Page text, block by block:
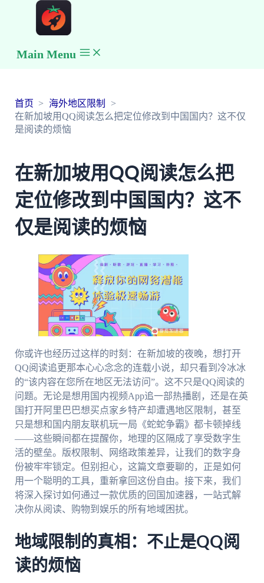
Main Menu
首页
海外地区限制
在新加坡用QQ阅读怎么把定位修改到中国国内？这不仅
是阅读的烦恼
在新加坡用QQ阅读怎么把
定位修改到中国国内？这不
仅是阅读的烦恼
你或许也经历过这样的时刻：在新加坡的夜晚，想打开
QQ阅读追更那本心心念念的连载小说，却只看到冷冰冰
的“该内容在您所在地区无法访问”。这不只是QQ阅读的
问题。无论是想用国内视频App追一部热播剧，还是在英
国打开阿里巴巴想买点家乡特产却遭遇地区限制，甚至
只是想和国内朋友联机玩一局《蛇蛇争霸》都卡顿掉线
——这些瞬间都在提醒你，地理的区隔成了享受数字生
活的壁垒。版权限制、网络政策差异，让我们的数字身
份被牢牢锁定。但别担心，这篇文章要聊的，正是如何
用一个聪明的工具，重新拿回这份自由。接下来，我们
将深入探讨如何通过一款优质的回国加速器，一站式解
决你从阅读、购物到娱乐的所有地域困扰。
地域限制的真相：不止是QQ阅
读的烦恼